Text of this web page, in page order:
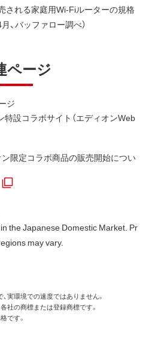
される家庭用Wi-Fiルーターの規格
、バッファロー調べ）
ページ
ジ
特設コラボサイト（エディオンWeb
限定コラボ商品の販売開始につい
the Japanese Domestic Market. Pr
may vary.
実環境での速度ではありません。
社の商標または登録商標です。
です。